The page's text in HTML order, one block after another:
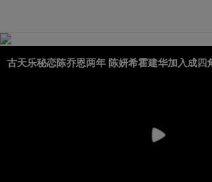
古天乐秘恋陈乔恩两年 陈妍希霍建华加入成四